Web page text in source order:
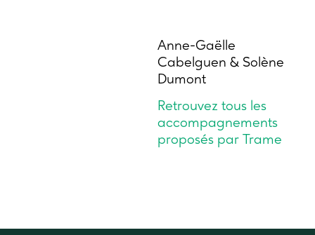
Anne-Gaëlle
Cabelguen & Solène
Dumont
Retrouvez tous les
accompagnements
proposés par Trame